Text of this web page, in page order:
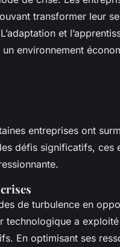
transformer leur
et
environnement
entreprises ont
défis significatifs, ces
de turbulence en
technologique a
En optimisant ses